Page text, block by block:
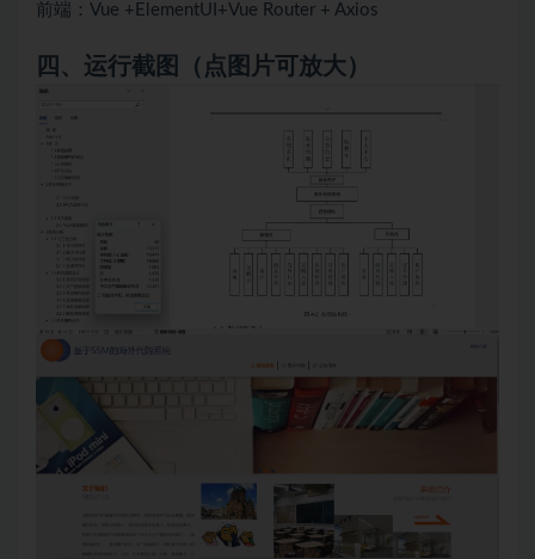
前端：Vue +ElementUI+Vue Router + Axios
四、 运行截图（点图片可放大）